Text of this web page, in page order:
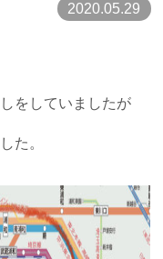
2020.05.29
をしていましたが
た。